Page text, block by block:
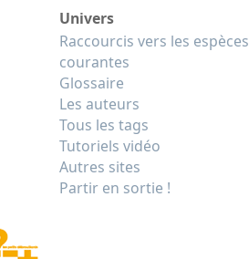
Univers
Raccourcis vers les espèces
courantes
Glossaire
Les auteurs
Tous les tags
Tutoriels vidéo
Autres sites
Partir en sortie !